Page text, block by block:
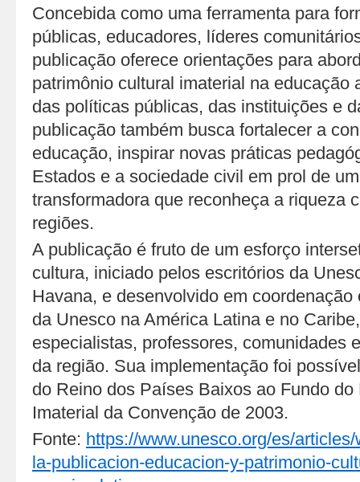
Concebida como uma ferramenta para
públicas, educadores, líderes
publicação oferece orientações para
patrimônio cultural imaterial na educação
das políticas públicas, das instituições e
publicação também busca fortalecer a
educação, inspirar novas práticas
Estados e a sociedade civil em prol de
transformadora que reconheça a riqueza
regiões.
A publicação é fruto de um esforço
cultura, iniciado pelos escritórios da
Havana, e desenvolvido em
da Unesco na América Latina e no
especialistas, professores, comunidades
da região. Sua implementação foi
do Reino dos Países Baixos ao Fundo
Imaterial da Convenção de 2003.
Fonte: https://www.unesco.org/es/
la-publicacion-educacion-y-patrimonio-